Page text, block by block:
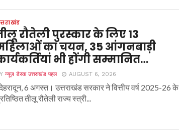
रौतेली पुरस्कार के लिए 13
का चयन, 35 आंगनबाड़ी
भी होंगी सम्मानित…
न्यूज़ डेस्क उत्तराखंड पहल AUGUST 6, 2026
6 अगस्त। उत्तराखंड सरकार ने वित्तीय वर्ष 2025-26 के
तीलू रौतेली राज्य स्त्री...